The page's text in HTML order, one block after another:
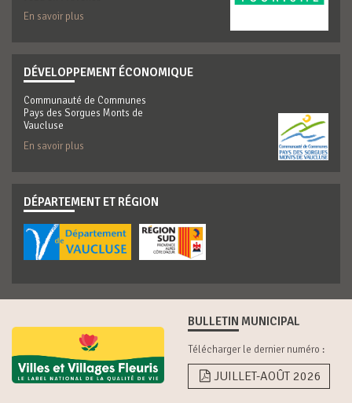
En savoir plus
DÉVELOPPEMENT ÉCONOMIQUE
Communauté de Communes
Pays des Sorgues Monts de
Vaucluse
En savoir plus
DÉPARTEMENT ET RÉGION
BULLETIN MUNICIPAL
Télécharger le dernier numéro :
JUILLET-AOÛT 2026